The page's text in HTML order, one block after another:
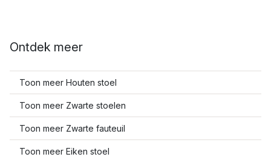
Ontdek meer
Toon meer Houten stoel
Toon meer Zwarte stoelen
Toon meer Zwarte fauteuil
Toon meer Eiken stoel